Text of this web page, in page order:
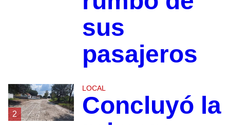
sus
pasajeros
2
LOCAL
Concluyó la